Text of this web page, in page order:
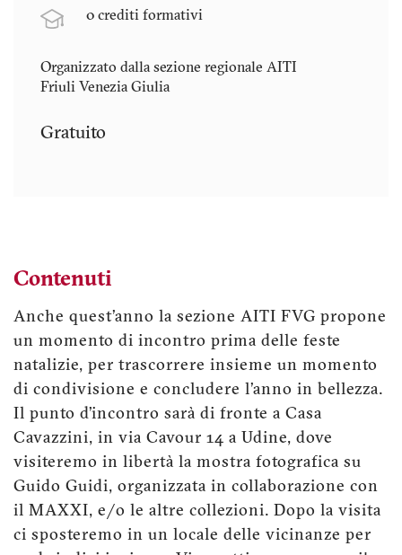
0 crediti formativi
Organizzato dalla sezione regionale AITI
Friuli Venezia Giulia
Gratuito
Contenuti
Anche quest’anno la sezione AITI FVG propone
un momento di incontro prima delle feste
natalizie, per trascorrere insieme un momento
di condivisione e concludere l’anno in bellezza.
Il punto d’incontro sarà di fronte a Casa
Cavazzini, in via Cavour 14 a Udine, dove
visiteremo in libertà la mostra fotografica su
Guido Guidi, organizzata in collaborazione con
il MAXXI, e/o le altre collezioni. Dopo la visita
ci sposteremo in un locale delle vicinanze per